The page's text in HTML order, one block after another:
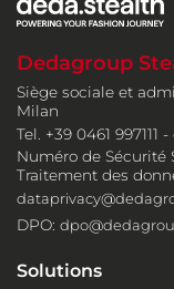
Dedagroup
Siège sociale et
Milan
Tel. +39 0461 997111 -
Numéro de Sécurité
Traitement des
DPO:
Solutions